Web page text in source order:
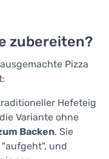
zubereiten?
Pizza
Hefeteig
Variante ohne
Backen. Sie
und